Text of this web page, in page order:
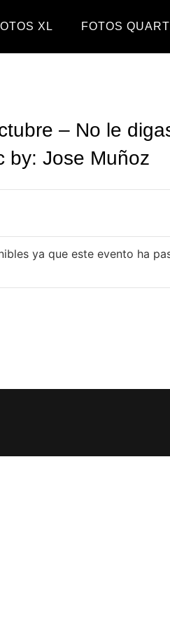
XL FOTOS QUART
– No le
by: Jose Muñoz
ya que este evento ha